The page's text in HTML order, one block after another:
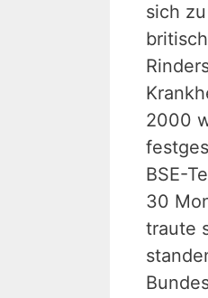
sich
2000
BSE-
30
traute